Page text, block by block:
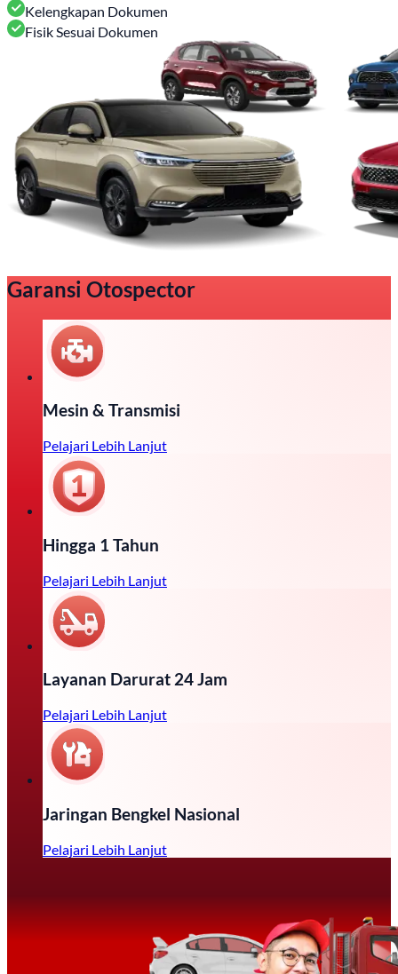
Kelengkapan Dokumen
Fisik Sesuai Dokumen
Garansi Otospector
Mesin & Transmisi
Pelajari Lebih Lanjut
Hingga 1 Tahun
Pelajari Lebih Lanjut
Layanan Darurat 24 Jam
Pelajari Lebih Lanjut
Jaringan Bengkel Nasional
Pelajari Lebih Lanjut